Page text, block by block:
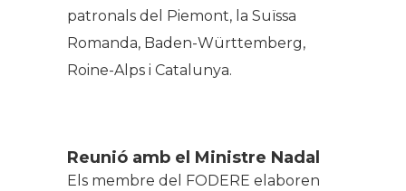
patronals del Piemont, la Suïssa
Romanda, Baden-Württemberg,
Roine-Alps i Catalunya.
Reunió amb el Ministre Nadal
Els membre del FODERE elaboren